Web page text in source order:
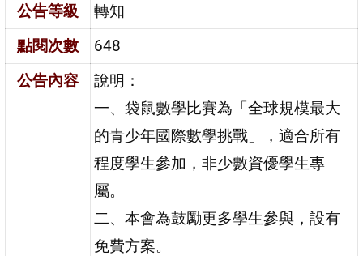
公告等級
轉知
點閱次數
648
公告內容
說明：
一、袋鼠數學比賽為「全球規模最大
的青少年國際數學挑戰」，適合所有
程度學生參加，非少數資優學生專
屬。
二、本會為鼓勵更多學生參與，設有
免費方案。